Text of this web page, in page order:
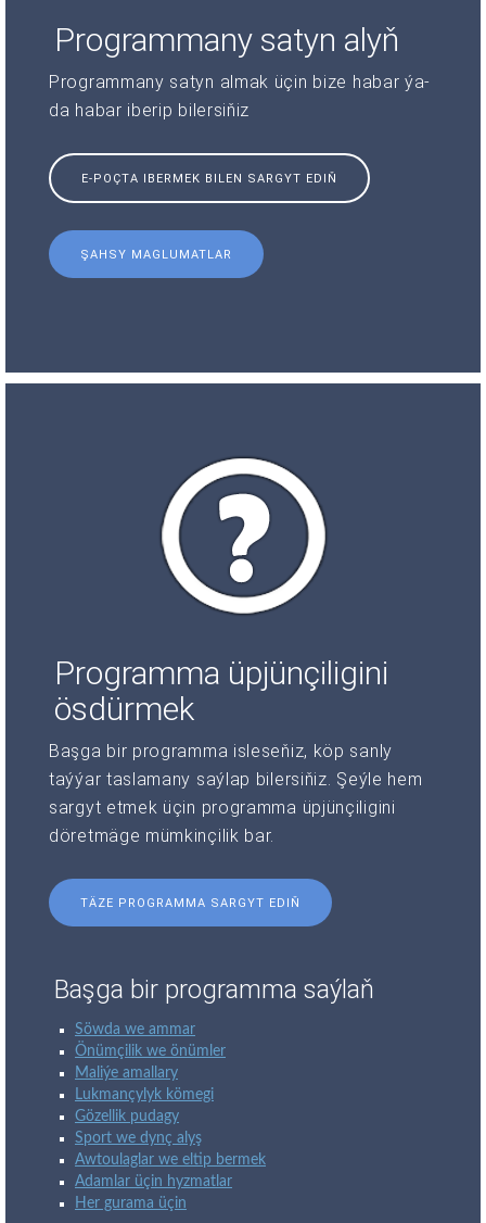
Programmany satyn alyň
Programmany satyn almak üçin bize habar ýa-
da habar iberip bilersiňiz
E-POÇTA IBERMEK BILEN SARGYT EDIŇ
ŞAHSY MAGLUMATLAR
Programma üpjünçiligini
ösdürmek
Başga bir programma isleseňiz, köp sanly
taýýar taslamany saýlap bilersiňiz. Şeýle hem
sargyt etmek üçin programma üpjünçiligini
döretmäge mümkinçilik bar.
TÄZE PROGRAMMA SARGYT EDIŇ
Başga bir programma saýlaň
Söwda we ammar
Önümçilik we önümler
Maliýe amallary
Lukmançylyk kömegi
Gözellik pudagy
Sport we dynç alyş
Awtoulaglar we eltip bermek
Adamlar üçin hyzmatlar
Her gurama üçin